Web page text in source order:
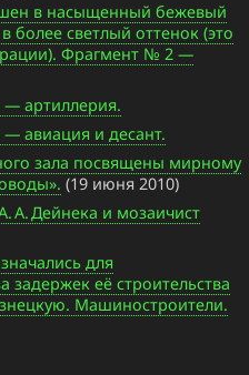
в насыщенный бежевый
более светлый оттенок (это
Фрагмент № 2 —
— артиллерия.
авиация и десант.
зала посвящены мирному
(19 июня 2010)
А. Дейнека и мозаичист
для
задержек её строительства
Машиностроители.